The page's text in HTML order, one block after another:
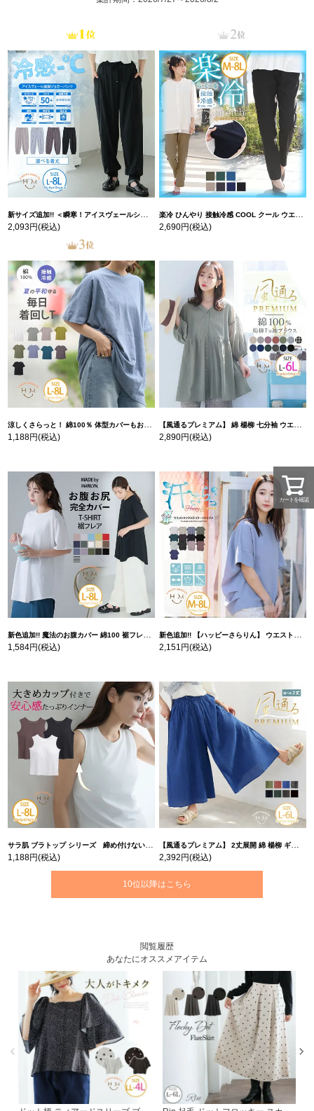
新サイズ追加!! ＜瞬寒！アイスヴェールシリーズ＞ 美脚 ジョガーパンツ 【ウェストゴム】 【ストレッチ】 | 大きいサイズの通販ならハッピーマリリン
2,093円(税込)
楽冷 ひんやり 接触冷感 COOL クール ウエストゴム 楽ちん ストレッチ 美脚 レギパン 【ストレッチ】 | 大きいサイズの通販ならハッピーマリリン
2,690円(税込)
涼しくさらっと！ 綿100％ 体型カバーもお洒落も叶える 風合いコットン ゆるシルエット ドルマン | 大きいサイズの通販ならハッピーマリリン
1,188円(税込)
【風通るプレミアム】 綿 楊柳 七分袖 ウエストギャザー ブラウス | 大きいサイズの通販ならハッピーマリリン
2,890円(税込)
新色追加!! 魔法のお腹カバー 綿100 裾フレア Tシャツ | 大きいサイズの通販ならハッピーマリリン
1,584円(税込)
新色追加!! 【ハッピーさらりん】 ウエストタック入り スッキリ魅せ コクーントップス | 大きいサイズの通販ならハッピーマリリン
2,151円(税込)
サラ肌 ブラトップ シリーズ 締め付けない リブ タンクトップ | 大きいサイズの通販ならハッピーマリリン
1,188円(税込)
【風通るプレミアム】 2丈展開 綿 楊柳 ギャザー フレア スカンツ 【ウェストゴム】 | 大きいサイズの通販ならハッピーマリリン
2,392円(税込)
10位以降はこちら
閲覧履歴
あなたにオススメアイテム
カートを確認